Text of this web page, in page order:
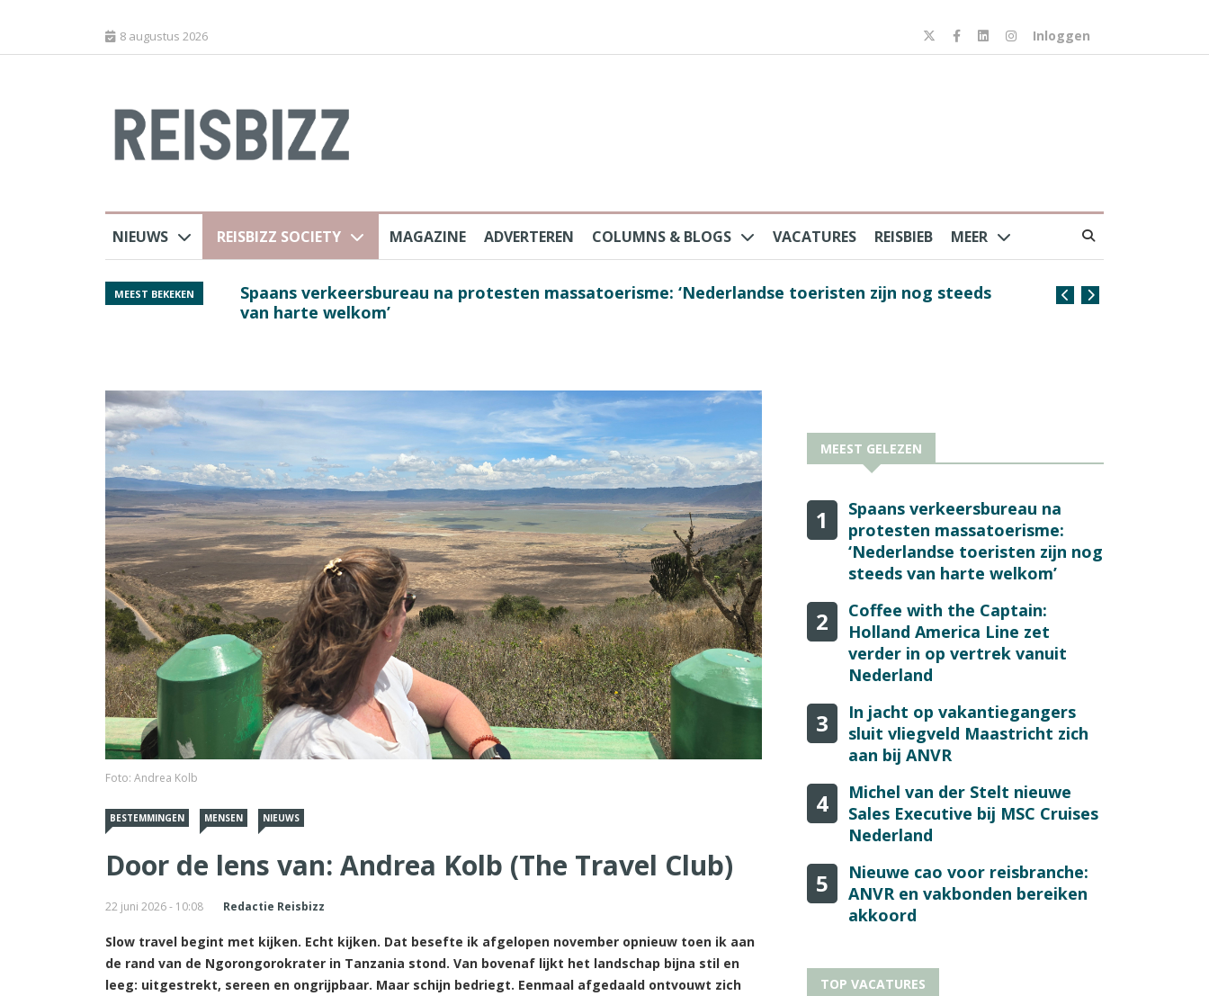
8 augustus 2026 Inloggen
NIEUWS REISBIZZ SOCIETY MAGAZINE ADVERTEREN COLUMNS & BLOGS VACATURES REISBIEB MEER
MEEST BEKEKEN
Spaans verkeersbureau na protesten massatoerisme: ‘Nederlandse toeristen zijn nog steeds
van harte welkom’
Coffee with the
Foto: Andrea Kolb
BESTEMMINGEN MENSEN NIEUWS
Door de lens van: Andrea Kolb (The Travel Club)
22 juni 2026 - 10:08 Redactie Reisbizz
Slow travel begint met kijken. Echt kijken. Dat besefte ik afgelopen november opnieuw toen ik aan
de rand van de Ngorongorokrater in Tanzania stond. Van bovenaf lijkt het landschap bijna stil en
leeg: uitgestrekt, sereen en ongrijpbaar. Maar schijn bedriegt. Eenmaal afgedaald ontvouwt zich
MEEST GELEZEN
1
Spaans verkeersbureau na
protesten massatoerisme:
‘Nederlandse toeristen zijn nog
steeds van harte welkom’
2
Coffee with the Captain:
Holland America Line zet
verder in op vertrek vanuit
Nederland
3
In jacht op vakantiegangers
sluit vliegveld Maastricht zich
aan bij ANVR
4
Michel van der Stelt nieuwe
Sales Executive bij MSC Cruises
Nederland
5
Nieuwe cao voor reisbranche:
ANVR en vakbonden bereiken
akkoord
TOP VACATURES